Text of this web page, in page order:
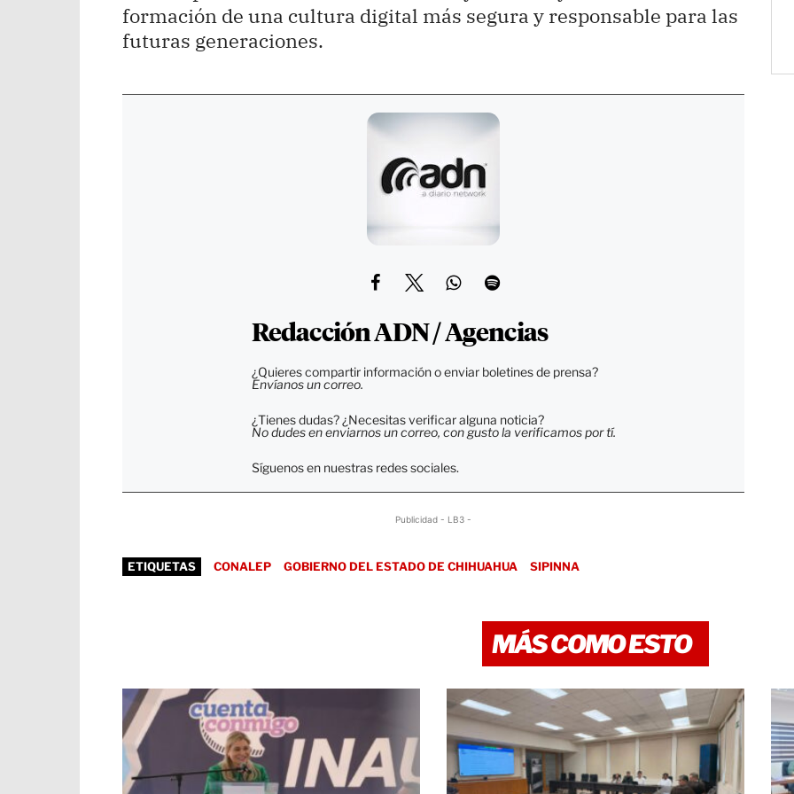
formación de una cultura digital más segura y responsable para las
futuras generaciones.
Redacción ADN / Agencias
¿Quieres compartir información o enviar boletines de prensa?
Envíanos un correo.
¿Tienes dudas? ¿Necesitas verificar alguna noticia?
No dudes en enviarnos un correo, con gusto la verificamos por tí.
Síguenos en nuestras redes sociales.
Publicidad - LB3 -
ETIQUETAS CONALEP GOBIERNO DEL ESTADO DE CHIHUAHUA SIPINNA
MÁS COMO ESTO